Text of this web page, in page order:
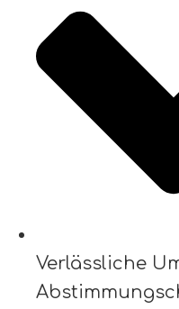
Verlässliche